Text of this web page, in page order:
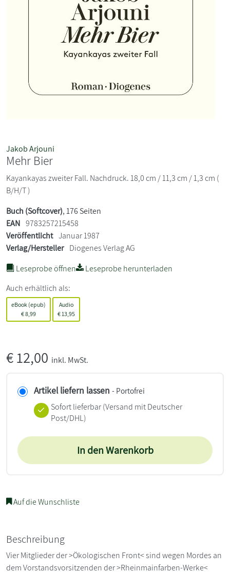
Jakob Arjouni
Mehr Bier
Kayankayas zweiter Fall. Nachdruck. 18,0 cm / 11,3 cm / 1,3 cm (
B/H/T )
Buch (Softcover), 176 Seiten
EAN 9783257215458
Veröffentlicht Januar 1987
Verlag/Hersteller Diogenes Verlag AG
Leseprobe öffnen
Leseprobe herunterladen
Auch erhältlich als:
eBook (epub)
€8,99
Audio
€ 13,95
€12,00 inkl. MwSt.
Artikel liefern lassen - Portofrei
Sofort lieferbar(Versand mit Deutscher
Post/DHL)
In den Warenkorb
Auf die Wunschliste
Beschreibung
Vier Mitglieder der >Ökologischen Front< sind wegen Mordes an
dem Vorstandsvorsitzenden der >Rheinmainfarben-Werke<